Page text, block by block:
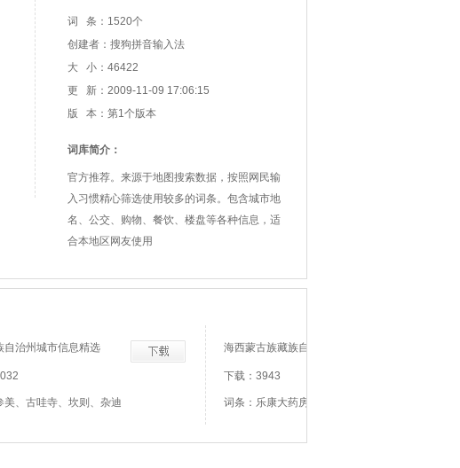
词 条：1520个
创建者：搜狗拼音输入法
大 小：46422
更 新：2009-11-09 17:06:15
版 本：第1个版本
词库简介：
官方推荐。来源于地图搜索数据，按照网民输
入习惯精心筛选使用较多的词条。包含城市地
名、公交、购物、餐饮、楼盘等各种信息，适
合本地区网友使用
自治州城市信息精选
美、古哇寺、坎则、杂迪
海西蒙古族藏族自治州城市信息精选
下载：3943
词条：乐康大药房、也日更、便民综合超市